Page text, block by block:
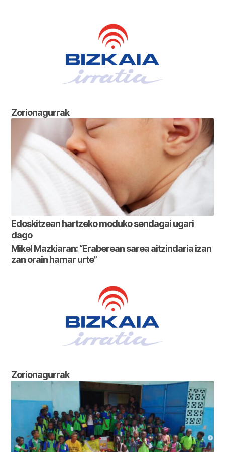
Zorionagurrak
Edoskitzean hartzeko moduko sendagai ugari
dago
Mikel Mazkiaran: “Eraberean sarea aitzindaria izan
zan orain hamar urte”
Zorionagurrak